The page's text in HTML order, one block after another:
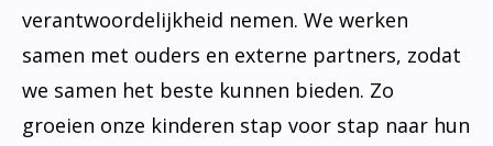
verantwoordelijkheid nemen. We werken
samen met ouders en externe partners, zodat
we samen het beste kunnen bieden. Zo
groeien onze kinderen stap voor stap naar hun